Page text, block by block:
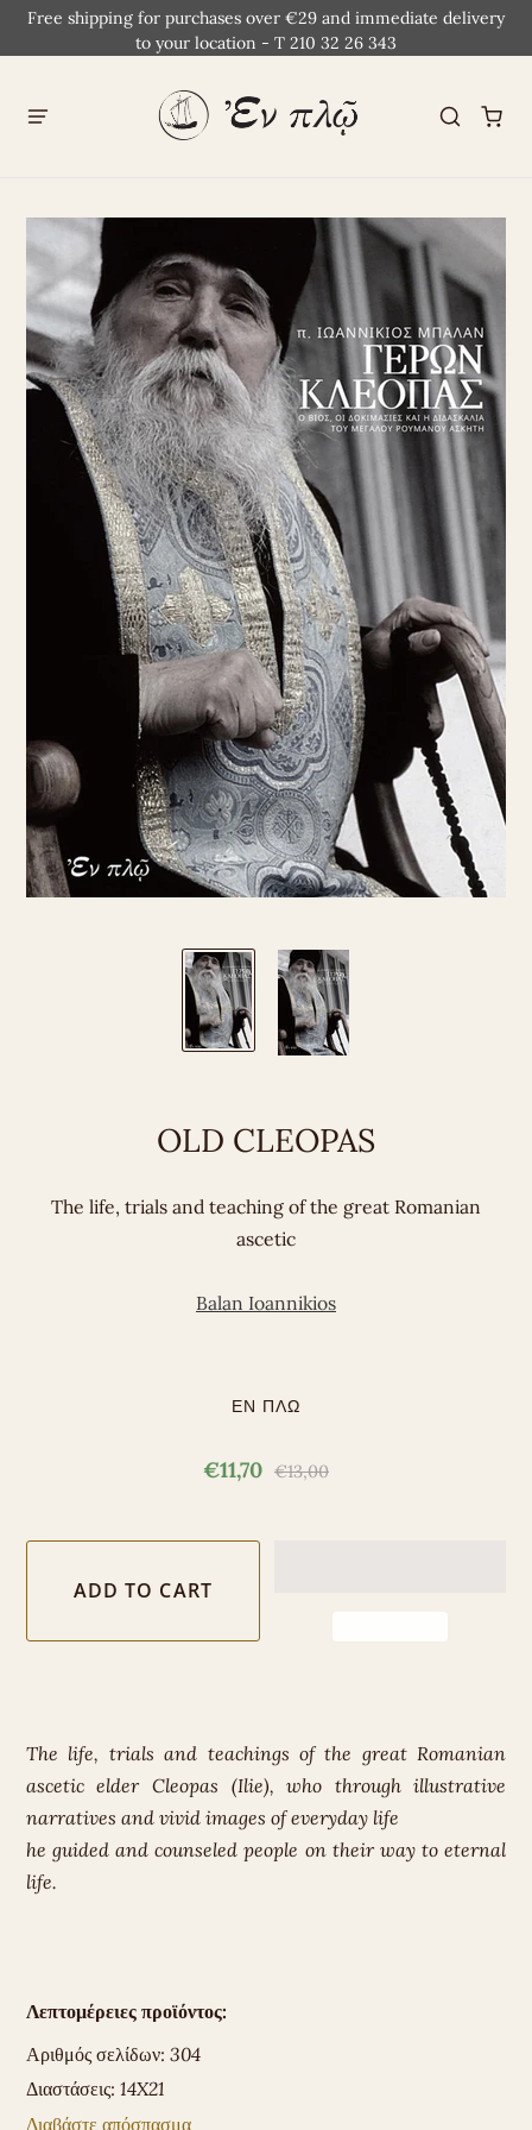
Free shipping for purchases over €29 and immediate delivery
to your location - T 210 32 26 343
OLD CLEOPAS
The life, trials and teaching of the great Romanian
ascetic
Balan Ioannikios
ΕΝ ΠΛΩ
€11,70 €13,00
The life, trials and teachings of the great Romanian
ascetic elder Cleopas (Ilie), who through illustrative
narratives and vivid images of everyday life
he guided and counseled people on their way to eternal
life.
Λεπτομέρειες προϊόντος:
Αριθμός σελίδων: 304
Διαστάσεις: 14X21
Διαβάστε απόσπασμα